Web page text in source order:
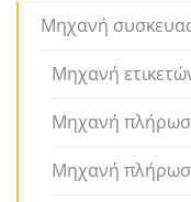
Μηχανή
Μηχανή
Μηχανή
Μηχανή